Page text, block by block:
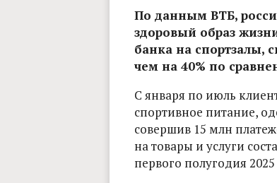
По данным ВТБ,
здоровый образ
банка на спортзалы,
чем на 40% по
С января по июль
спортивное питание,
совершив 15 млн
на товары и услуги
первого полугодия